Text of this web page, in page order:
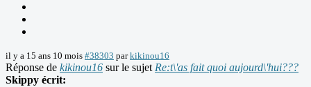
il y a 15 ans 10 mois #38303 parkikinou16
Réponse de kikinou16 sur le sujet Re:t\'as fait quoi aujourd\'hui???
Skippy écrit: